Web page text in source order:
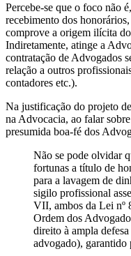
Percebe-se que o foco não
recebimento dos
comprove a origem ilícita
Indiretamente, atinge a
contratação de Advogados
relação a outros
contadores etc.).
Na justificação do projeto
na Advocacia, ao falar
presumida boa-fé dos
Não se pode olvidar
fortunas a título de
para a lavagem de
sigilo profissional
VII, ambos da Lei nº
Ordem dos
direito à ampla
advogado), garantido